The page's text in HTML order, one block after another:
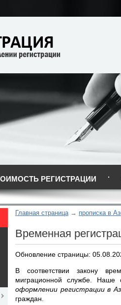
РЕГИСТРАЦИИ
Главная страница прописка в
Временная
Обновление страницы:
В соответствии закону
миграционной службе. Наше
оформлении регистрации в
граждан.